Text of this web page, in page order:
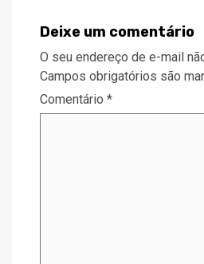
Deixe um comentário
O seu endereço de e-mail
Campos obrigatórios são
Comentário *